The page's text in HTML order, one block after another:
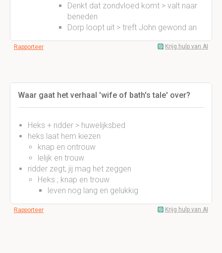
Denkt dat zondvloed komt > valt naar
beneden
Dorp loopt uit > treft John gewond an
Rapporteer Krijg hulp van AI
Waar gaat het verhaal 'wife of bath's tale' over?
Heks + ridder > huwelijksbed
heks laat hem kiezen
knap en ontrouw
lelijk en trouw
ridder zegt; jij mag het zeggen
Heks ; knap en trouw
leven nog lang en gelukkig
Rapporteer Krijg hulp van AI